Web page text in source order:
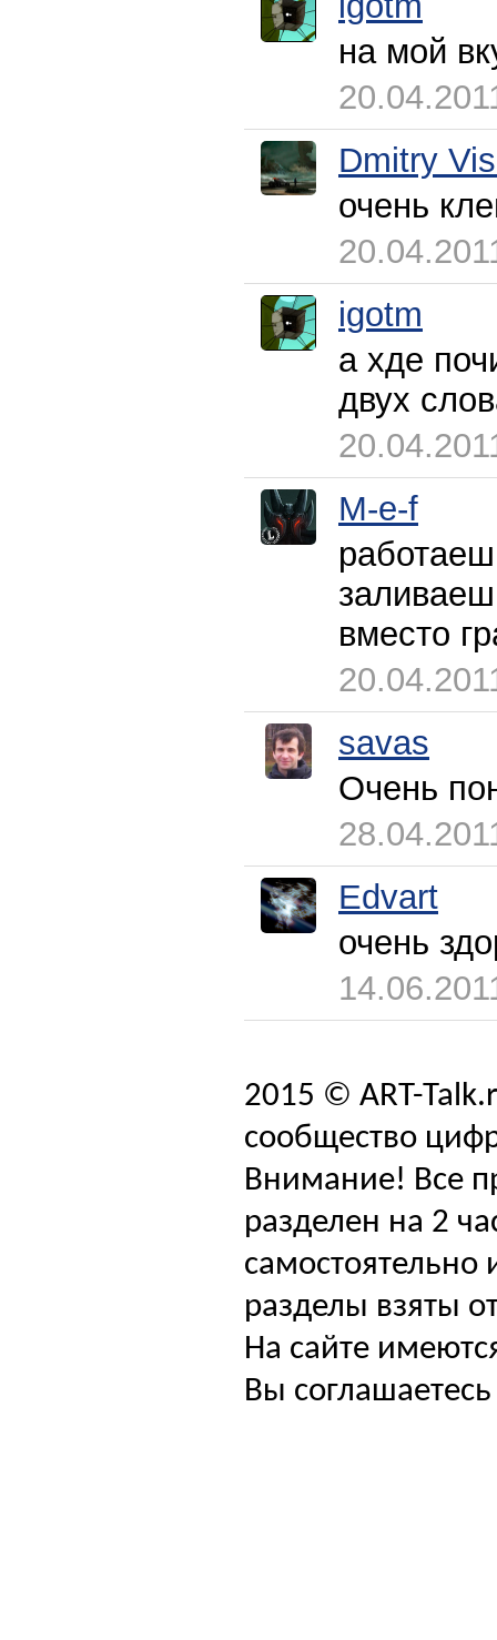
на мой
Dmitry
очень
igotm
а хде
двух
M-e-f
вместо
savas
Очень
Edvart
очень
2015 © ART-
сообщество
Внимание! Все
разделен на 2
самостоятельно
разделы взяты
На сайте
Вы